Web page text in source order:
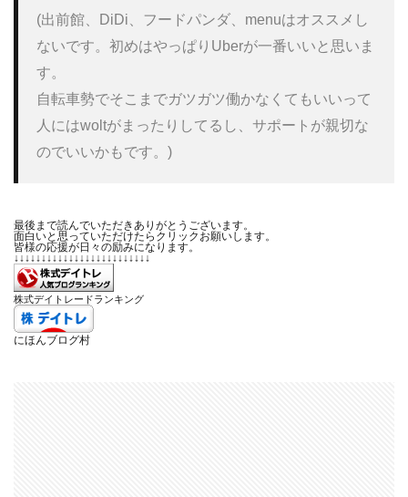
(出前館、DiDi、フードパンダ、menuはオススメし
ないです。初めはやっぱりUberが一番いいと思いま
す。
自転車勢でそこまでガツガツ働かなくてもいいって
人にはwoltがまったりしてるし、サポートが親切な
のでいいかもです。)
最後まで読んでいただきありがとうございます。
面白いと思っていただけたらクリックお願いします。
皆様の応援が日々の励みになります。
↓↓↓↓↓↓↓↓↓↓↓↓↓↓↓↓↓↓↓↓↓↓↓↓↓
株式デイトレードランキング
にほんブログ村